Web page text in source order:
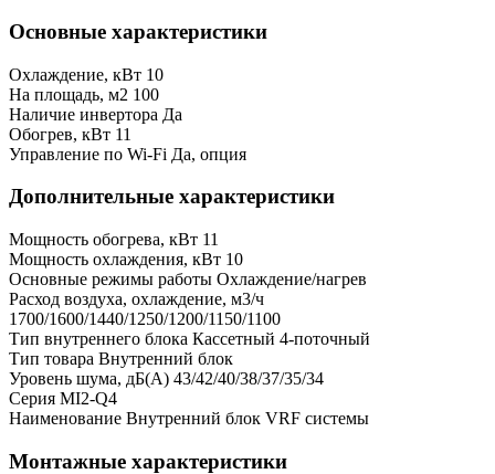
Основные характеристики
Охлаждение, кВт 10
На площадь, м2 100
Наличие инвертора Да
Обогрев, кВт 11
Управление по Wi-Fi Да, опция
Дополнительные характеристики
Мощность обогрева, кВт 11
Мощность охлаждения, кВт 10
Основные режимы работы Охлаждение/нагрев
Расход воздуха, охлаждение, м3/ч
1700/1600/1440/1250/1200/1150/1100
Тип внутреннего блока Кассетный 4-поточный
Тип товара Внутренний блок
Уровень шума, дБ(А) 43/42/40/38/37/35/34
Серия MI2-Q4
Наименование Внутренний блок VRF системы
Монтажные характеристики